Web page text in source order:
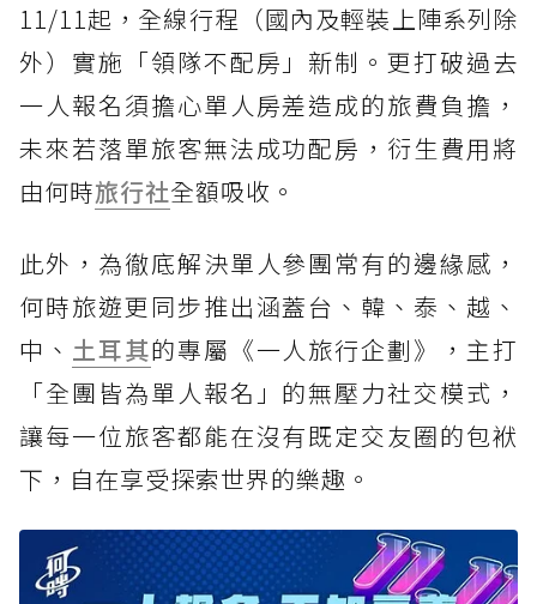
11/11起，全線行程（國內及輕裝上陣系列除
外）實施「領隊不配房」新制。更打破過去
一人報名須擔心單人房差造成的旅費負擔，
未來若落單旅客無法成功配房，衍生費用將
由何時旅行社全額吸收。
此外，為徹底解決單人參團常有的邊緣感，
何時旅遊更同步推出涵蓋台、韓、泰、越、
中、 土耳其的專屬《一人旅行企劃》，主打
「全團皆為單人報名」的無壓力社交模式，
讓每一位旅客都能在沒有既定交友圈的包袱
下，自在享受探索世界的樂趣。